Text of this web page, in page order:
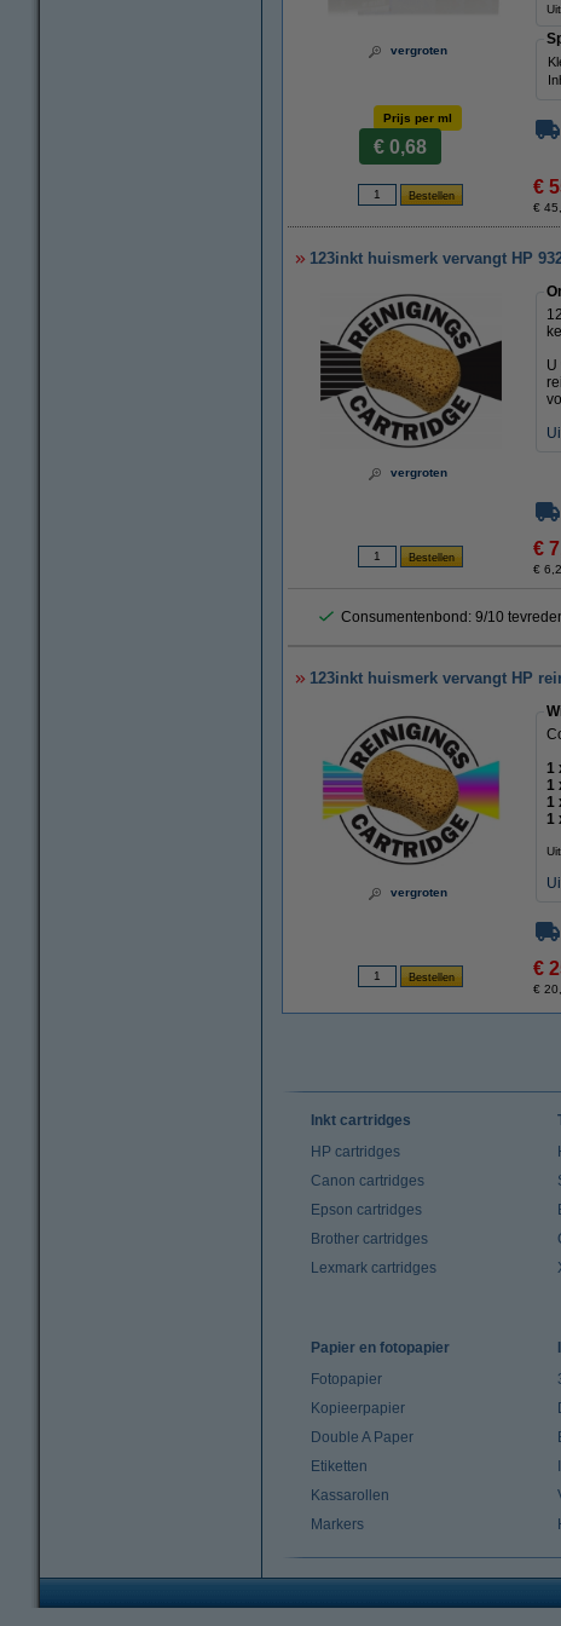
vergroten
Prijs per ml
€ 0,68
€
€
123inkt huismerk vervangt HP
vergroten
U
€
€
Consumentenbond: 9/10
123inkt huismerk vervangt HP
vergroten
1
1
1
1
€
€
Inkt cartridges
HP cartridges
Canon cartridges
Epson cartridges
Brother cartridges
Lexmark cartridges
Papier en fotopapier
Fotopapier
Kopieerpapier
Double A Paper
Etiketten
Kassarollen
Markers